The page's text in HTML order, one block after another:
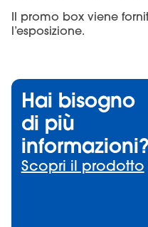
Il promo box viene
l’esposizione.
Hai bisogno
di più
informazioni?
Scopri il prodotto